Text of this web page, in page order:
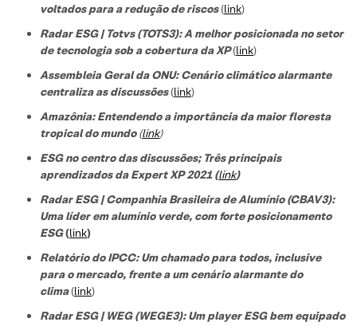
voltados para a redução de riscos(link)
Radar ESG | Totvs (TOTS3): A melhor posicionada no setor
de tecnologia sob a cobertura da XP(link)
Assembleia Geral da ONU: Cenário climático alarmante
centraliza as discussões(link)
Amazônia: Entendendo a importância da maior floresta
tropical do mundo (link)
ESG no centro das discussões; Três principais
aprendizados da Expert XP 2021 (link)
Radar ESG | Companhia Brasileira de Alumínio (CBAV3):
Uma líder em alumínio verde, com forte posicionamento
ESG(link)
Relatório do IPCC: Um chamado para todos, inclusive
para o mercado, frente a um cenário alarmante do
clima(link)
Radar ESG | WEG (WEGE3): Um player ESG bem equipado